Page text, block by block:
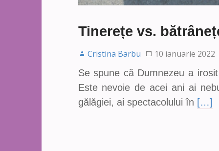
Tinerețe vs.
Cristina Barbu
10 ianuarie 2022
Se spune că Dumnezeu a
Este nevoie de acei ani ai
gălăgiei, ai spectacolului în […]